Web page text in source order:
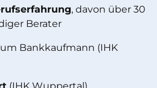
, davon über 30
Berater
Bankkaufmann (IHK